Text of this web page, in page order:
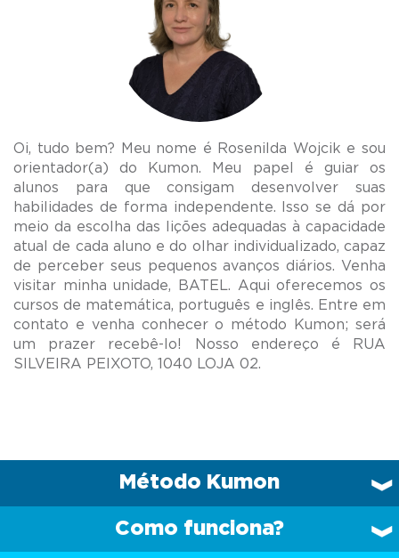
Oi, tudo bem? Meu nome é Rosenilda Wojcik e sou
orientador(a) do Kumon. Meu papel é guiar os
alunos para que consigam desenvolver suas
habilidades de forma independente. Isso se dá por
meio da escolha das lições adequadas à capacidade
atual de cada aluno e do olhar individualizado, capaz
de perceber seus pequenos avanços diários. Venha
visitar minha unidade, BATEL. Aqui oferecemos os
cursos de matemática, português e inglês. Entre em
contato e venha conhecer o método Kumon; será
um prazer recebê-lo! Nosso endereço é RUA
Método Kumon
Como funciona?